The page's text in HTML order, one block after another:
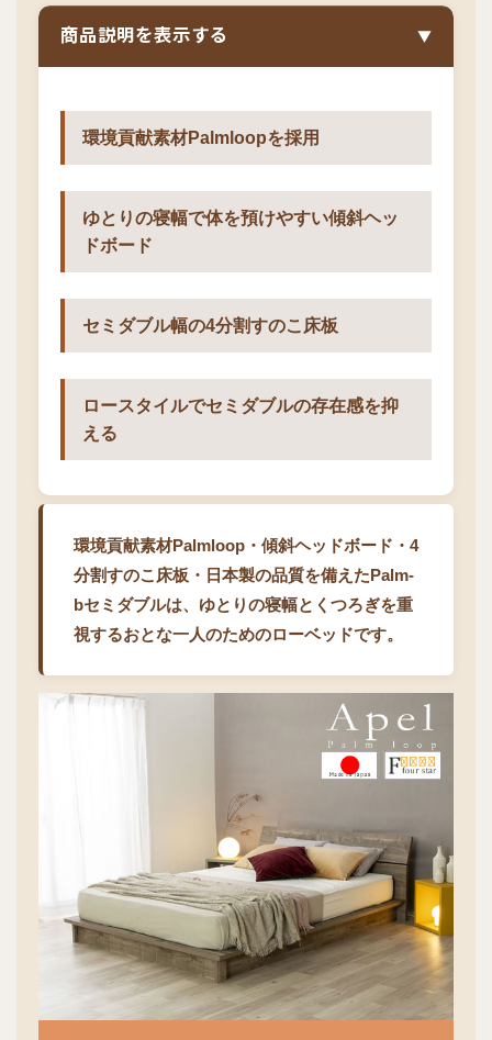
商品説明を表示する ▼
環境貢献素材Palmloopを採用
ゆとりの寝幅で体を預けやすい傾斜ヘッ
ドボード
セミダブル幅の4分割すのこ床板
ロースタイルでセミダブルの存在感を抑
える
環境貢献素材Palmloop・傾斜ヘッドボード・4
分割すのこ床板・日本製の品質を備えたPalm-
bセミダブルは、ゆとりの寝幅とくつろぎを重
視するおとな一人のためのローベッドです。